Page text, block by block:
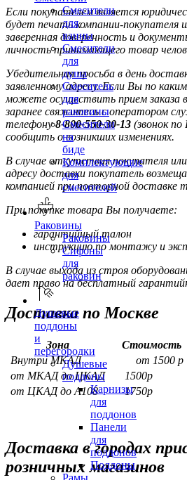
Смесители
для
ванны
Смесители
для
душа
Смеситель
для
раковины
Смесители
на
биде
Комплектующие
для
смесителей
Раковины
Раковины
Сифоны
для
раковин
Душевые
поддоны
и
перегородки
Душевые
поддоны
Карнизы
для
поддонов
Панели
для
поддонов
Поддоны
Если покупателем является
будет печать компании-покупателя
заверенная доверенность и
личность принимающего товар
Убедительная просьба в день
заявленному адресу. Если Вы по
можете осуществить прием заказа в
заранее свяжитесь с оператором
телефону8-800-550-30-13 (звонок
сообщить о возникших изменениях.
В случае отсутствия покупателя
адресу доставки покупатель
компанией при повторной доставке
При покупке товара Вы получаете:
гарантийный талон
инструкцию по монтажу и
В случае выхода из строя
дает право на бесплатный
Доставка по Москве
Зона
Стоимость
Внутри МКАД
от 1500 р
от МКАД до ЦКАД
1500р
от ЦКАД до А108
1750р
Доставка в городах
розничных магазинов